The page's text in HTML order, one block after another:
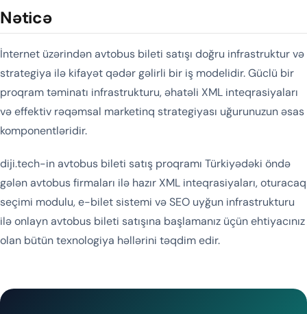
Nəticə
İnternet üzərindən avtobus bileti satışı doğru infrastruktur və
strategiya ilə kifayət qədər gəlirli bir iş modelidir. Güclü bir
proqram təminatı infrastrukturu, əhatəli XML inteqrasiyaları
və effektiv rəqəmsal marketinq strategiyası uğurunuzun əsas
komponentləridir.
diji.tech-in avtobus bileti satış proqramı Türkiyədəki öndə
gələn avtobus firmaları ilə hazır XML inteqrasiyaları, oturacaq
seçimi modulu, e-bilet sistemi və SEO uyğun infrastrukturu
ilə onlayn avtobus bileti satışına başlamanız üçün ehtiyacınız
olan bütün texnologiya həllərini təqdim edir.